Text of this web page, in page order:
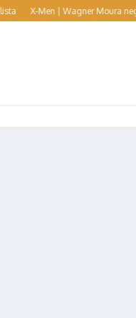
X-Men | Wagner Moura nega